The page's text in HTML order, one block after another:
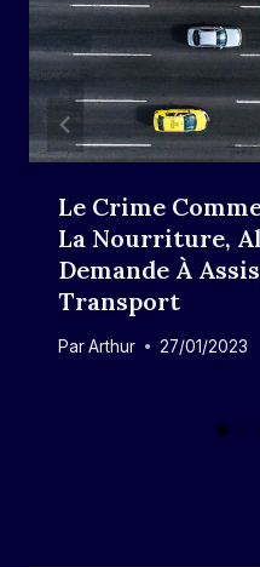
Le Crime
La Nourriture,
Demande À
Transport
ParArthur 27/01/2023